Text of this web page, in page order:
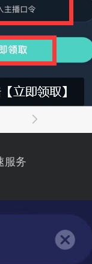
服务